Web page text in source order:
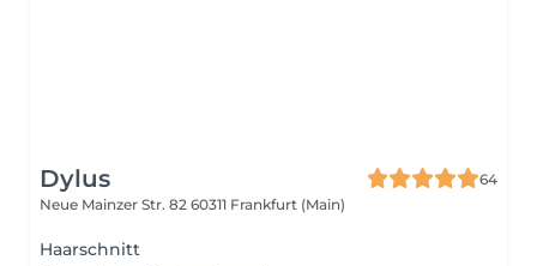
Dylus
64
Neue Mainzer Str. 82 60311 Frankfurt (Main)
Haarschnitt